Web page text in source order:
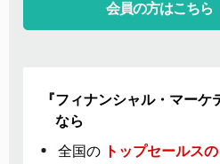
会員の方はこちら
『フィナンシャル・マー
なら
全国の トップセールス